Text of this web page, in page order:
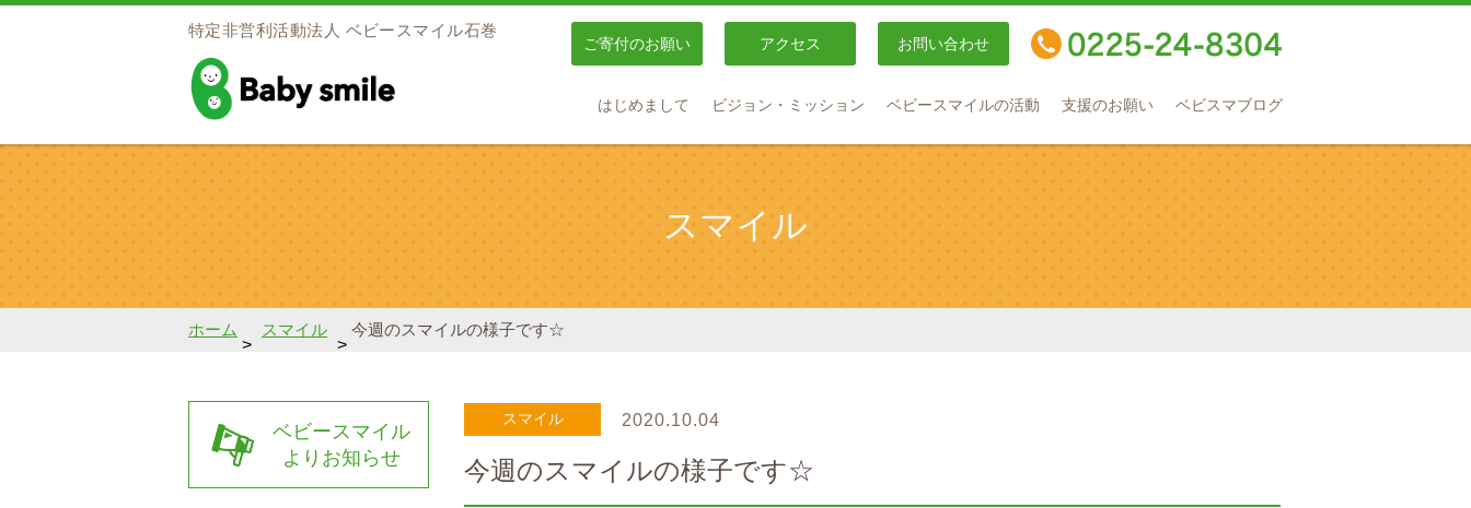
特定非営利活動法人 ベビースマイル石巻
ご寄付のお願い アクセス お問い合わせ
はじめまして ビジョン・ミッション ベビースマイルの活動 支援のお願い ベビスマブログ
スマイル
ホーム
>
スマイル
>
今週のスマイルの様子です☆
スマイル 2020.10.04
今週のスマイルの様子です☆
ベビースマイル
よりお知らせ